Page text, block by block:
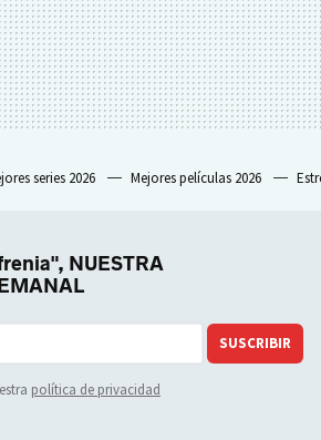
series 2026 Mejores películas 2026
NUESTRA
SUSCRIBIR
política de privacidad